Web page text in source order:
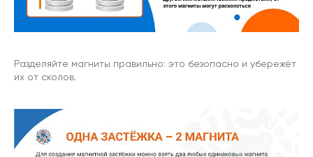
Разделяйте магниты правильно: это безопасно и убережёт
их от сколов.